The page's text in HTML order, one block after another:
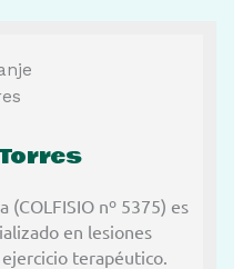
(COLFISIO nº 5375) es
en lesiones
terapéutico.